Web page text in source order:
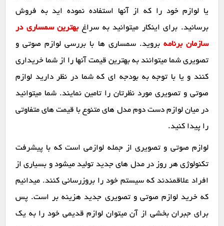
یا لوازم خود را که از آنها استفاده نموده اید به فروش
برسانید. برای اینکار میتوانید به سراغ بهترین سمساری در
سازمان برنامه بروید. سمساری ها با بررسی لوازم صوتی و
تصویری شما میتوانند به بهترین قیمت آنها را از شما خریداری
کنند و یا با توجه به بودجه ای که شما در نظر دارید لوازم
صوتی و تصویری مورد نظرتان را تامین نمایند. شما میتوانید
در میان لوازم دست دوم مدل های متنوع با قیمت های متفاوتی
را پیدا کنید.
لوازم صوتی و تصویری از جمله لوازمی است که با پیشرفت
تکنولوژی هر روز در مدل های جدید تولید میشود و بسیاری از
افراد علاقمندند که سیستم خود را بروزرسانی کنند. میدانیم
که خرید لوازم صوتی و تصویری جدید هزینه بر است. پس
برای جبران بخشی از آن میتوان لوازم قدیمی خود را به یک